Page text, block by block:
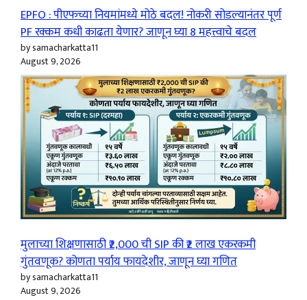
EPFO : पीएफच्या नियमांमध्ये मोठे बदल! नोकरी सोडल्यानंतर पूर्ण
PF रक्कम कधी काढता येणार? जाणून घ्या 8 महत्त्वाचे बदल
by samacharkatta11
August 9, 2026
मुलाच्या शिक्षणासाठी ₹2,000 ची SIP की ₹2 लाख एकरकमी
गुंतवणूक? कोणता पर्याय फायदेशीर, जाणून घ्या गणित
by samacharkatta11
August 9, 2026